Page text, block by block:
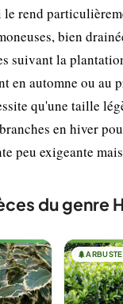
le rend
bien
suivant la
en automne ou au
qu'une taille
en hiver
peu exigeante
du genre
🌲ARBUSTE